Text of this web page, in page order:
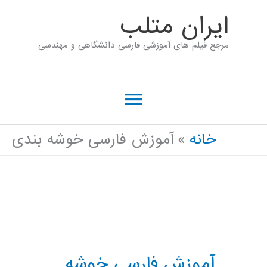
ايران متلب
مرجع فیلم های آموزشی فارسی دانشگاهی و مهندسی
فهرست
اصلی
خانه آموزش فارسی خوشه بندی